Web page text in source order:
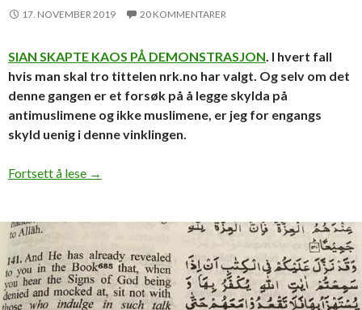
17. NOVEMBER 2019 20 KOMMENTARER
SIAN SKAPTE KAOS PÅ DEMONSTRASJON. I hvert fall
hvis man skal tro tittelen nrk.no har valgt. Og selv om det
denne gangen er et forsøk på å legge skylda på
antimuslimene og ikke muslimene, er jeg for engangs
skyld uenig i denne vinklingen.
Fortsett å lese Koranbrenning og muslimenes reaksjon
→